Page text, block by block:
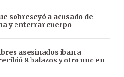
sobreseyó a acusado de
y enterrar cuerpo
asesinados iban a
8 balazos y otro uno en